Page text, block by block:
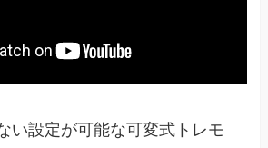
い設定が可能な可変式トレモ